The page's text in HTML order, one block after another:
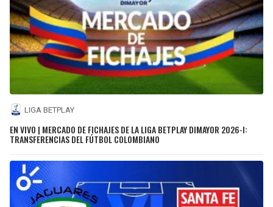
LIGA BETPLAY
EN VIVO | MERCADO DE FICHAJES DE LA LIGA BETPLAY DIMAYOR 2026-I:
TRANSFERENCIAS DEL FÚTBOL COLOMBIANO